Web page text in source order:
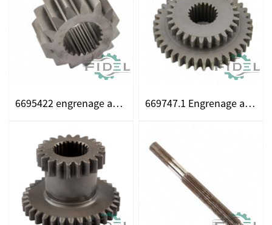
6695422 engrenage adapté pour Claas 669747.1 Engrenage adapté pour Claas